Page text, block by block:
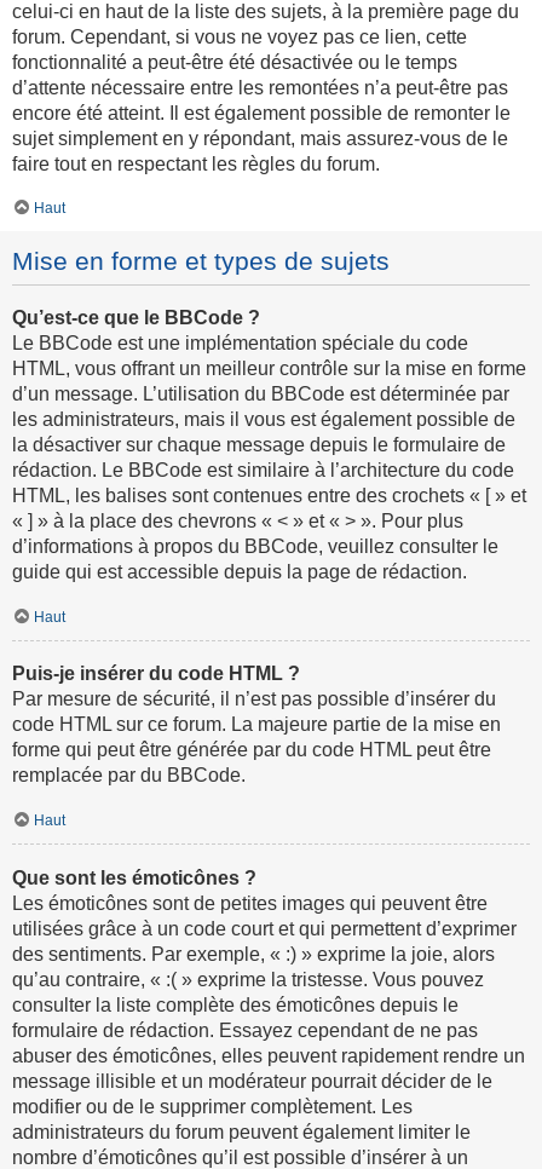
celui-ci en haut de la liste des sujets, à la première page du
forum. Cependant, si vous ne voyez pas ce lien, cette
fonctionnalité a peut-être été désactivée ou le temps
d’attente nécessaire entre les remontées n’a peut-être pas
encore été atteint. Il est également possible de remonter le
sujet simplement en y répondant, mais assurez-vous de le
faire tout en respectant les règles du forum.
Haut
Mise en forme et types de sujets
Qu’est-ce que le BBCode ?
Le BBCode est une implémentation spéciale du code
HTML, vous offrant un meilleur contrôle sur la mise en forme
d’un message. L’utilisation du BBCode est déterminée par
les administrateurs, mais il vous est également possible de
la désactiver sur chaque message depuis le formulaire de
rédaction. Le BBCode est similaire à l’architecture du code
HTML, les balises sont contenues entre des crochets « [ » et
« ] » à la place des chevrons « < » et « > ». Pour plus
d’informations à propos du BBCode, veuillez consulter le
guide qui est accessible depuis la page de rédaction.
Haut
Puis-je insérer du code HTML ?
Par mesure de sécurité, il n’est pas possible d’insérer du
code HTML sur ce forum. La majeure partie de la mise en
forme qui peut être générée par du code HTML peut être
remplacée par du BBCode.
Haut
Que sont les émoticônes ?
Les émoticônes sont de petites images qui peuvent être
utilisées grâce à un code court et qui permettent d’exprimer
des sentiments. Par exemple, « :) » exprime la joie, alors
qu’au contraire, « :( » exprime la tristesse. Vous pouvez
consulter la liste complète des émoticônes depuis le
formulaire de rédaction. Essayez cependant de ne pas
abuser des émoticônes, elles peuvent rapidement rendre un
message illisible et un modérateur pourrait décider de le
modifier ou de le supprimer complètement. Les
administrateurs du forum peuvent également limiter le
nombre d’émoticônes qu’il est possible d’insérer à un